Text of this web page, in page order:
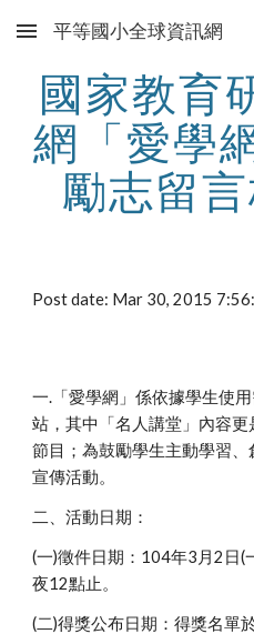
Skip to main content
平等國小全球資訊網
國家教育
網「愛學
勵志留
Post date: Mar 30, 2015
一.「愛學網」係依據學生使
站，其中「名人講堂」內容
節目；為鼓勵學生主動學習
宣傳活動。
二、活動日期：
(一)徵件日期：104年3月2日(
夜12點止。
(二)得獎公布日期：得獎名單